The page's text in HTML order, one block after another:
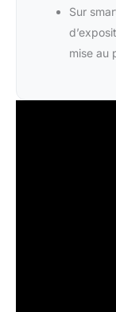
Sur
mise au